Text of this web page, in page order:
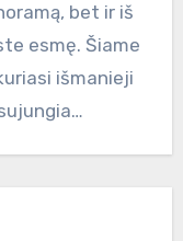
bet ir iš
esmę. Šiame
išmanieji